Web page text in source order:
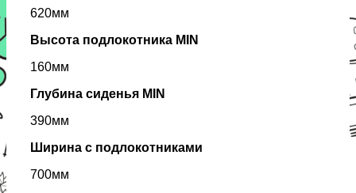
620мм
Высота подлокотника MIN
160мм
Глубина сиденья MIN
390мм
Ширина с подлокотниками
700мм